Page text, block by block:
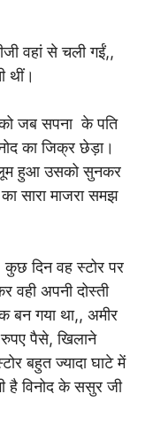
वहां से चली गईं,,
थीं।
जब सपना के पति
का जिक्र छेड़ा।
हुआ उसको सुनकर
सारा माजरा समझ
कुछ दिन वह स्टोर पर
वही अपनी दोस्ती
बन गया था,, अमीर
रुपए पैसे, खिलाने
बहुत ज्यादा घाटे में
विनोद के ससुर जी